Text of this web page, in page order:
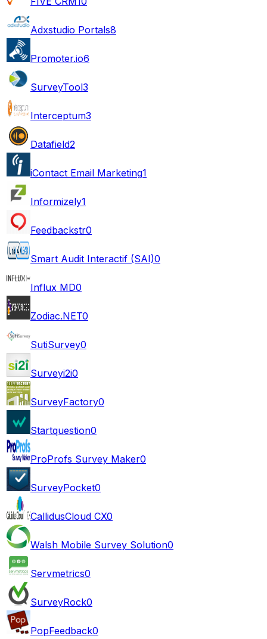
Adxstudio Portals8
Promoter.io6
SurveyTool3
Interceptum3
Datafield2
iContact Email Marketing1
Informizely1
Feedbackstr0
Smart Audit Interactif (SAI)0
Influx MD0
Zodiac.NET0
SutiSurvey0
Surveyi2i0
SurveyFactory0
Startquestion0
ProProfs Survey Maker0
SurveyPocket0
CallidusCloud CX0
Walsh Mobile Survey Solution0
Servmetrics0
SurveyRock0
PopFeedback0